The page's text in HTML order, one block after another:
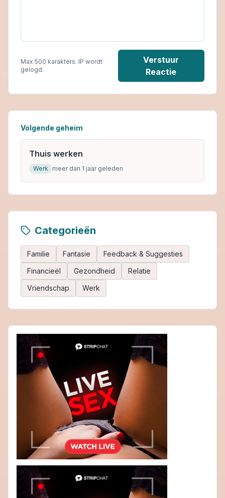
Max 500 karakters. IP wordt
gelogd.
Verstuur
Reactie
Volgende geheim
Thuis werken
Werk meer dan 1 jaar geleden
Categorieën
Familie Fantasie
Feedback & Suggesties
Financieël
Gezondheid
Relatie
Vriendschap
Werk